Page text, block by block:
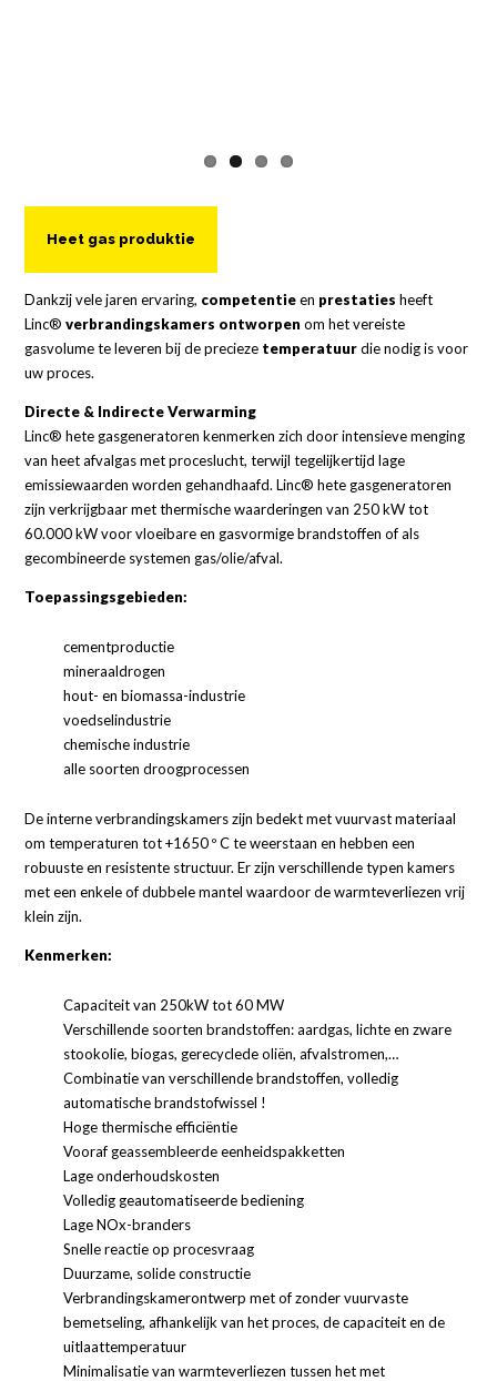
Heet gas produktie
Dankzij vele jaren ervaring, competentieen prestatiesheeft
Linc®verbrandingskamers ontworpenom het vereiste
gasvolume te leveren bij de precieze temperatuurdie nodig is voor
uw proces.
Directe & Indirecte Verwarming
Linc® hete gasgeneratoren kenmerken zich door intensieve menging
van heet afvalgas met proceslucht, terwijl tegelijkertijd lage
emissiewaarden worden gehandhaafd. Linc® hete gasgeneratoren
zijn verkrijgbaar met thermische waarderingen van 250 kW tot
60.000 kW voor vloeibare en gasvormige brandstoffen of als
gecombineerde systemen gas/olie/afval.
Toepassingsgebieden:
cementproductie
mineraaldrogen
hout- en biomassa-industrie
voedselindustrie
chemische industrie
alle soorten droogprocessen
De interne verbrandingskamers zijn bedekt met vuurvast materiaal
om temperaturen tot +1650 º C te weerstaan en hebben een
robuuste en resistente structuur. Er zijn verschillende typen kamers
met een enkele of dubbele mantel waardoor de warmteverliezen vrij
klein zijn.
Kenmerken:
Capaciteit van 250kW tot 60 MW
Verschillende soorten brandstoffen: aardgas, lichte en zware
stookolie, biogas, gerecyclede oliën, afvalstromen,…
Combinatie van verschillende brandstoffen, volledig
automatische brandstofwissel !
Hoge thermische efficiëntie
Vooraf geassembleerde eenheidspakketten
Lage onderhoudskosten
Volledig geautomatiseerde bediening
Lage NOx-branders
Snelle reactie op procesvraag
Duurzame, solide constructie
Verbrandingskamerontwerp met of zonder vuurvaste
bemetseling, afhankelijk van het proces, de capaciteit en de
uitlaattemperatuur
Minimalisatie van warmteverliezen tussen het met